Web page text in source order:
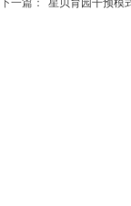
下一篇：
星贝育园干预模